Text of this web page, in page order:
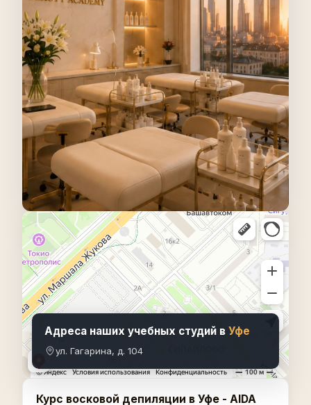
Адреса наших учебных студий в Уфе
ул. Гагарина, д. 104
Курс восковой депиляции в Уфе - AIDA